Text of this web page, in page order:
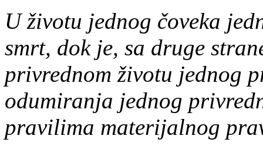
U životu jednog čoveka
smrt, dok je, sa druge
privrednom životu jednog
odumiranja jednog
pravilima materijalnog